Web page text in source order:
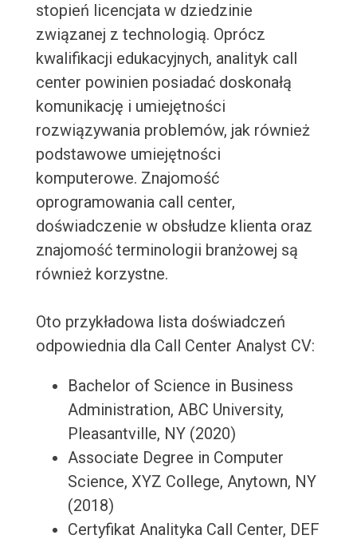
stopień licencjata w dziedzinie
związanej z technologią. Oprócz
kwalifikacji edukacyjnych, analityk call
center powinien posiadać doskonałą
komunikację i umiejętności
rozwiązywania problemów, jak również
podstawowe umiejętności
komputerowe. Znajomość
oprogramowania call center,
doświadczenie w obsłudze klienta oraz
znajomość terminologii branżowej są
również korzystne.
Oto przykładowa lista doświadczeń
odpowiednia dla Call Center Analyst CV:
Bachelor of Science in Business
Administration, ABC University,
Pleasantville, NY (2020)
Associate Degree in Computer
Science, XYZ College, Anytown, NY
(2018)
Certyfikat Analityka Call Center, DEF